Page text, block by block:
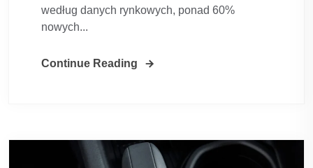
według danych rynkowych, ponad 60%
nowych...
Continue Reading